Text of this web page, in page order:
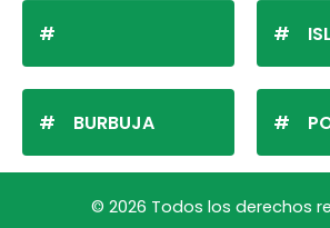
BURBUJA
© 2026 Todos los derechos